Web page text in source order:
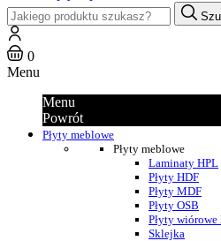
0
Menu
Menu
Powrót
Płyty meblowe
Płyty meblowe
Laminaty HPL
Płyty HDF
Płyty MDF
Płyty OSB
Płyty
Sklejka